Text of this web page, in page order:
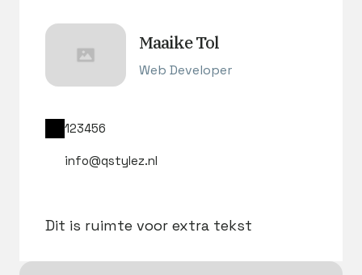
Maaike Tol
Web Developer
123456
info@qstylez.nl
Dit is ruimte voor extra tekst